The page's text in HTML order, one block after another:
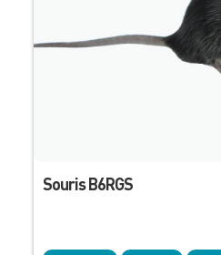
Souris B6RGS